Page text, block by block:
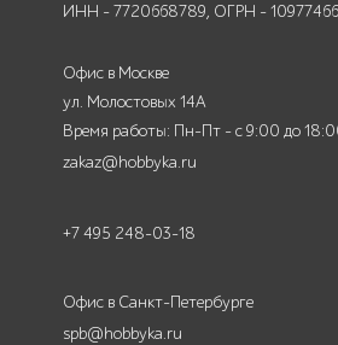
ИНН - 7720668789, ОГРН -
Офис в Москве
ул. Молостовых 14А
Время работы: Пн-Пт - с 9:00 до
zakaz@hobbyka.ru
+7 495 248-03-18
Офис в Санкт-Петербурге
spb@hobbyka.ru